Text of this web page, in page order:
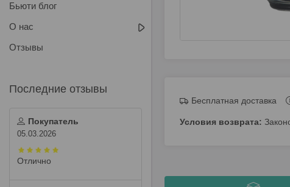
Бесплатная доставка
Бьюти блог
О нас
Отзывы
Покупатель
05.03.2026
Отлично